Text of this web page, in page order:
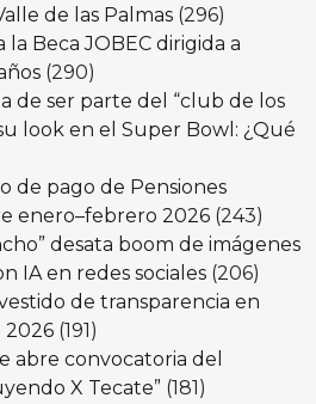
de las Palmas (296)
Beca JOBEC dirigida a
(290)
de ser parte del “club de los
look en el Super Bowl: ¿Qué
de pago de Pensiones
enero–febrero 2026 (243)
desata boom de imágenes
IA en redes sociales (206)
de transparencia en
2026 (191)
abre convocatoria del
X Tecate” (181)